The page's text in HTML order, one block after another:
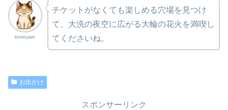
tomoyan
チケットがなくても楽しめる穴場を見つけ
て、大洗の夜空に広がる大輪の花火を満喫し
てくださいね。
お出かけ
スポンサーリンク